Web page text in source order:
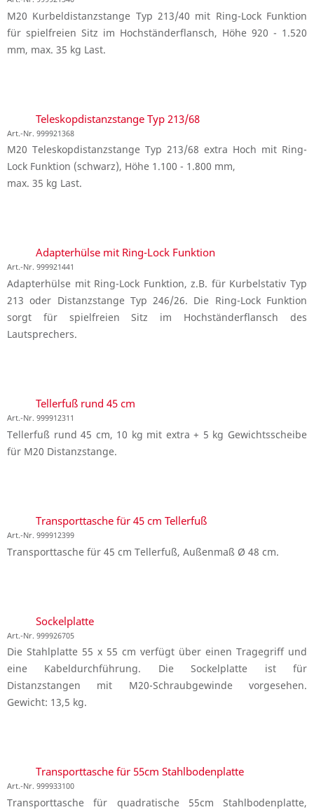
M20 Kurbeldistanzstange Typ 213/40 mit Ring-Lock Funktion
für spielfreien Sitz im Hochständerflansch, Höhe 920 - 1.520
mm, max. 35 kg Last.
Teleskopdistanzstange Typ 213/68
Art.-Nr. 999921368
M20 Teleskopdistanzstange Typ 213/68 extra Hoch mit Ring-
Lock Funktion (schwarz), Höhe 1.100 - 1.800 mm,
max. 35 kg Last.
Adapterhülse mit Ring-Lock Funktion
Art.-Nr. 999921441
Adapterhülse mit Ring-Lock Funktion, z.B. für Kurbelstativ Typ
213 oder Distanzstange Typ 246/26. Die Ring-Lock Funktion
sorgt für spielfreien Sitz im Hochständerflansch des
Lautsprechers.
Tellerfuß rund 45 cm
Art.-Nr. 999912311
Tellerfuß rund 45 cm, 10 kg mit extra + 5 kg Gewichtsscheibe
für M20 Distanzstange.
Transporttasche für 45 cm Tellerfuß
Art.-Nr. 999912399
Transporttasche für 45 cm Tellerfuß, Außenmaß Ø 48 cm.
Sockelplatte
Art.-Nr. 999926705
Die Stahlplatte 55 x 55 cm verfügt über einen Tragegriff und
eine Kabeldurchführung. Die Sockelplatte ist für
Distanzstangen mit M20-Schraubgewinde vorgesehen.
Gewicht: 13,5 kg.
Transporttasche für 55cm Stahlbodenplatte
Art.-Nr. 999933100
Transporttasche für quadratische 55cm Stahlbodenplatte,